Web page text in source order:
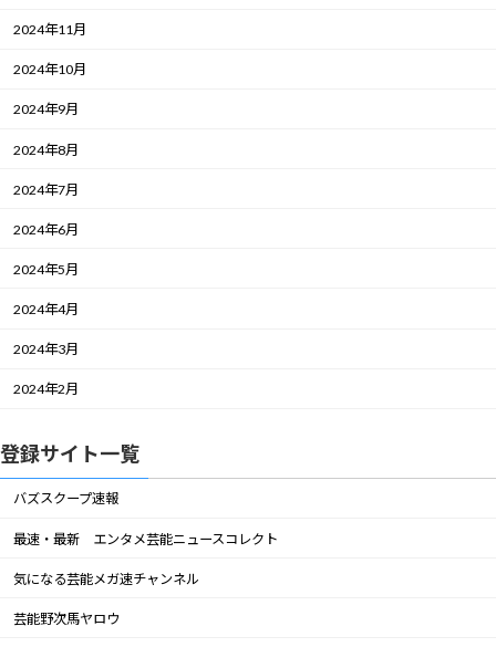
2024年11月
2024年10月
2024年9月
2024年8月
2024年7月
2024年6月
2024年5月
2024年4月
2024年3月
2024年2月
登録サイト一覧
バズスクープ速報
最速・最新 エンタメ芸能ニュースコレクト
気になる芸能メガ速チャンネル
芸能野次馬ヤロウ